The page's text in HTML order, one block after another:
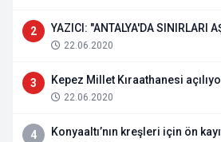
2 YAZICI: "ANTALYA'DA SINIRLARI
22.06.2020
3 Kepez Millet Kıraathanesi
22.06.2020
4 Konyaaltı’nın kreşleri için ön